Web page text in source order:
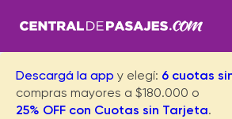
Descargá la app y elegí: 6 cuotas
compras mayores a $180.000 o
25% OFF con Cuotas sin Tarjeta.